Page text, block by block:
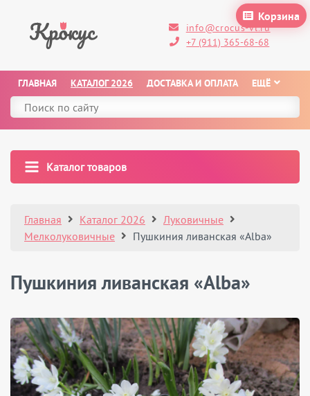
Корзина
info@crocus-vl.ru
+7 (911) 365-68-68
ГЛАВНАЯ КАТАЛОГ 2026 ДОСТАВКА И ОПЛАТА ЕЩЁ
Каталог товаров
Главная Каталог 2026
Луковичные
Мелколуковичные
Пушкиния ливанская «Alba»
Пушкиния ливанская «Alba»